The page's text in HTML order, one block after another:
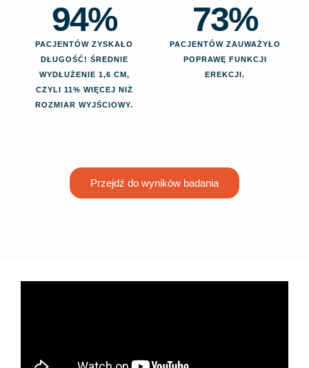
Przejdź do wyników badania
PACJENTÓW ZYSKAŁO
DŁUGOŚĆ! ŚREDNIE
WYDŁUŻENIE 1,6 CM,
CZYLI 11% WIĘCEJ NIŻ
ROZMIAR WYJŚCIOWY.
94%
PACJENTÓW ZAUWAŻYŁO
POPRAWĘ FUNKCJI
EREKCJI.
73%